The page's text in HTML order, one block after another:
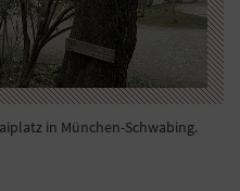
in München-Schwabing.